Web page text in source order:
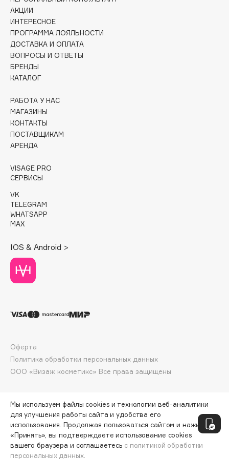
Collagenina
Consly
Corimo
CosRX
Cottolina
Crescina
D
d'Alba
DABO
DARLING*
Darphin
Davines
Dessange
Dior
Divage
Dolomit
Dr. Vranjes Firenze
DSD de Luxe
Dyson
АКЦИИ
ИНТЕРЕСНОЕ
ПРОГРАММА ЛОЯЛЬНОСТИ
ДОСТАВКА И ОПЛАТА
ВОПРОСЫ И ОТВЕТЫ
БРЕНДЫ
КАТАЛОГ
РАБОТА У НАС
МАГАЗИНЫ
КОНТАКТЫ
ПОСТАВЩИКАМ
АРЕНДА
VISAGE PRO
СЕРВИСЫ
VK
TELEGRAM
WHATSAPP
MAX
IOS & Android >
ООО «Визаж косметикс» Все права защищены
Оферта
Политика обработки персональных данных
Мы используем файлы cookies и технологии веб-аналитики
для улучшения работы сайта и удобства его
использования. Продолжая пользоваться сайтом и нажимая
«Принять», вы подтверждаете использование cookies
вашего браузера и соглашаетесь с политикой обработки
персональных данных.